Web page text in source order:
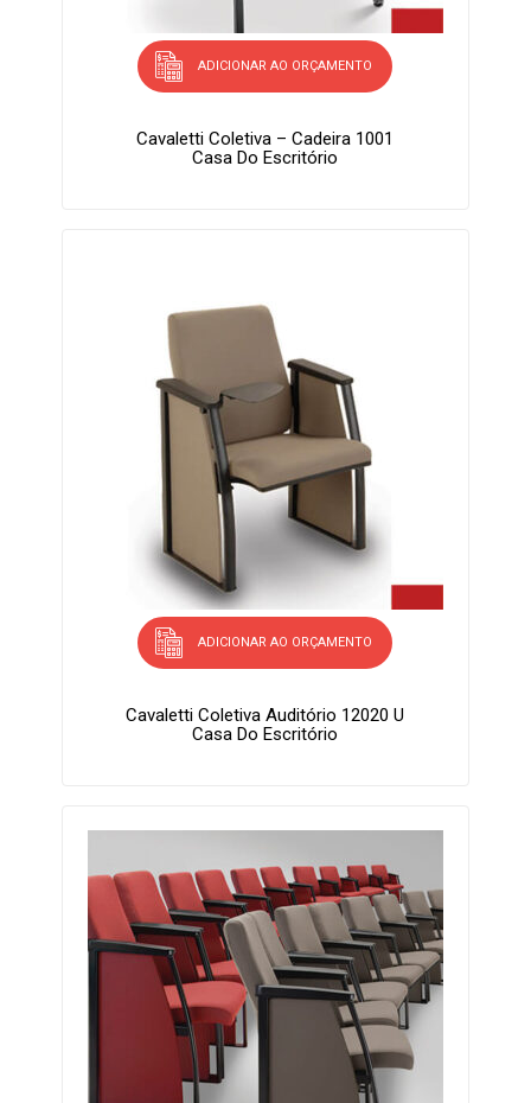
ADICIONAR AO ORÇAMENTO
Cavaletti Coletiva – Cadeira 1001
Casa Do Escritório
ADICIONAR AO ORÇAMENTO
Cavaletti Coletiva Auditório 12020 U
Casa Do Escritório